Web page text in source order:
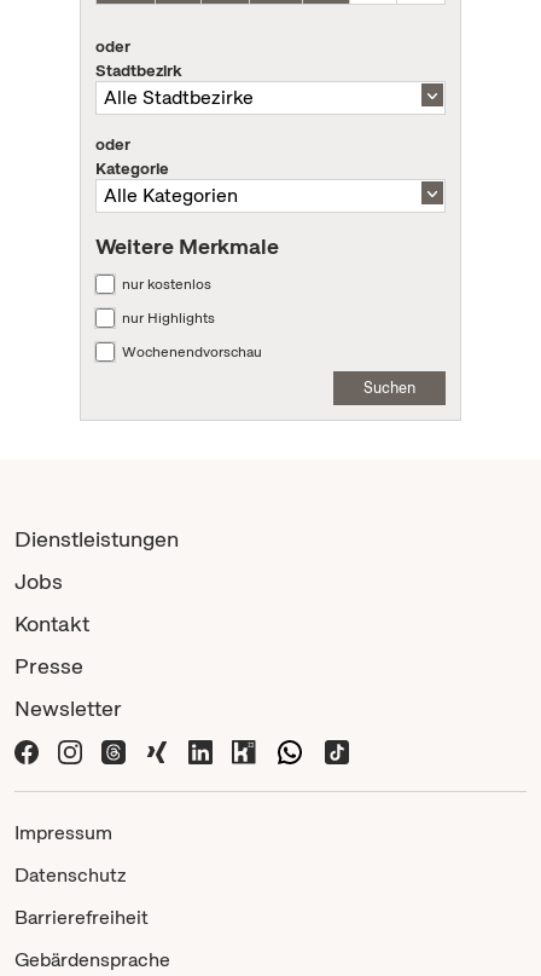
oder
Stadtbezirk
oder
Kategorie
Weitere Merkmale
nur kostenlos
nur Highlights
Wochenendvorschau
Suchen
Dienstleistungen
Jobs
Kontakt
Presse
Newsletter
Impressum
Datenschutz
Barrierefreiheit
Gebärdensprache